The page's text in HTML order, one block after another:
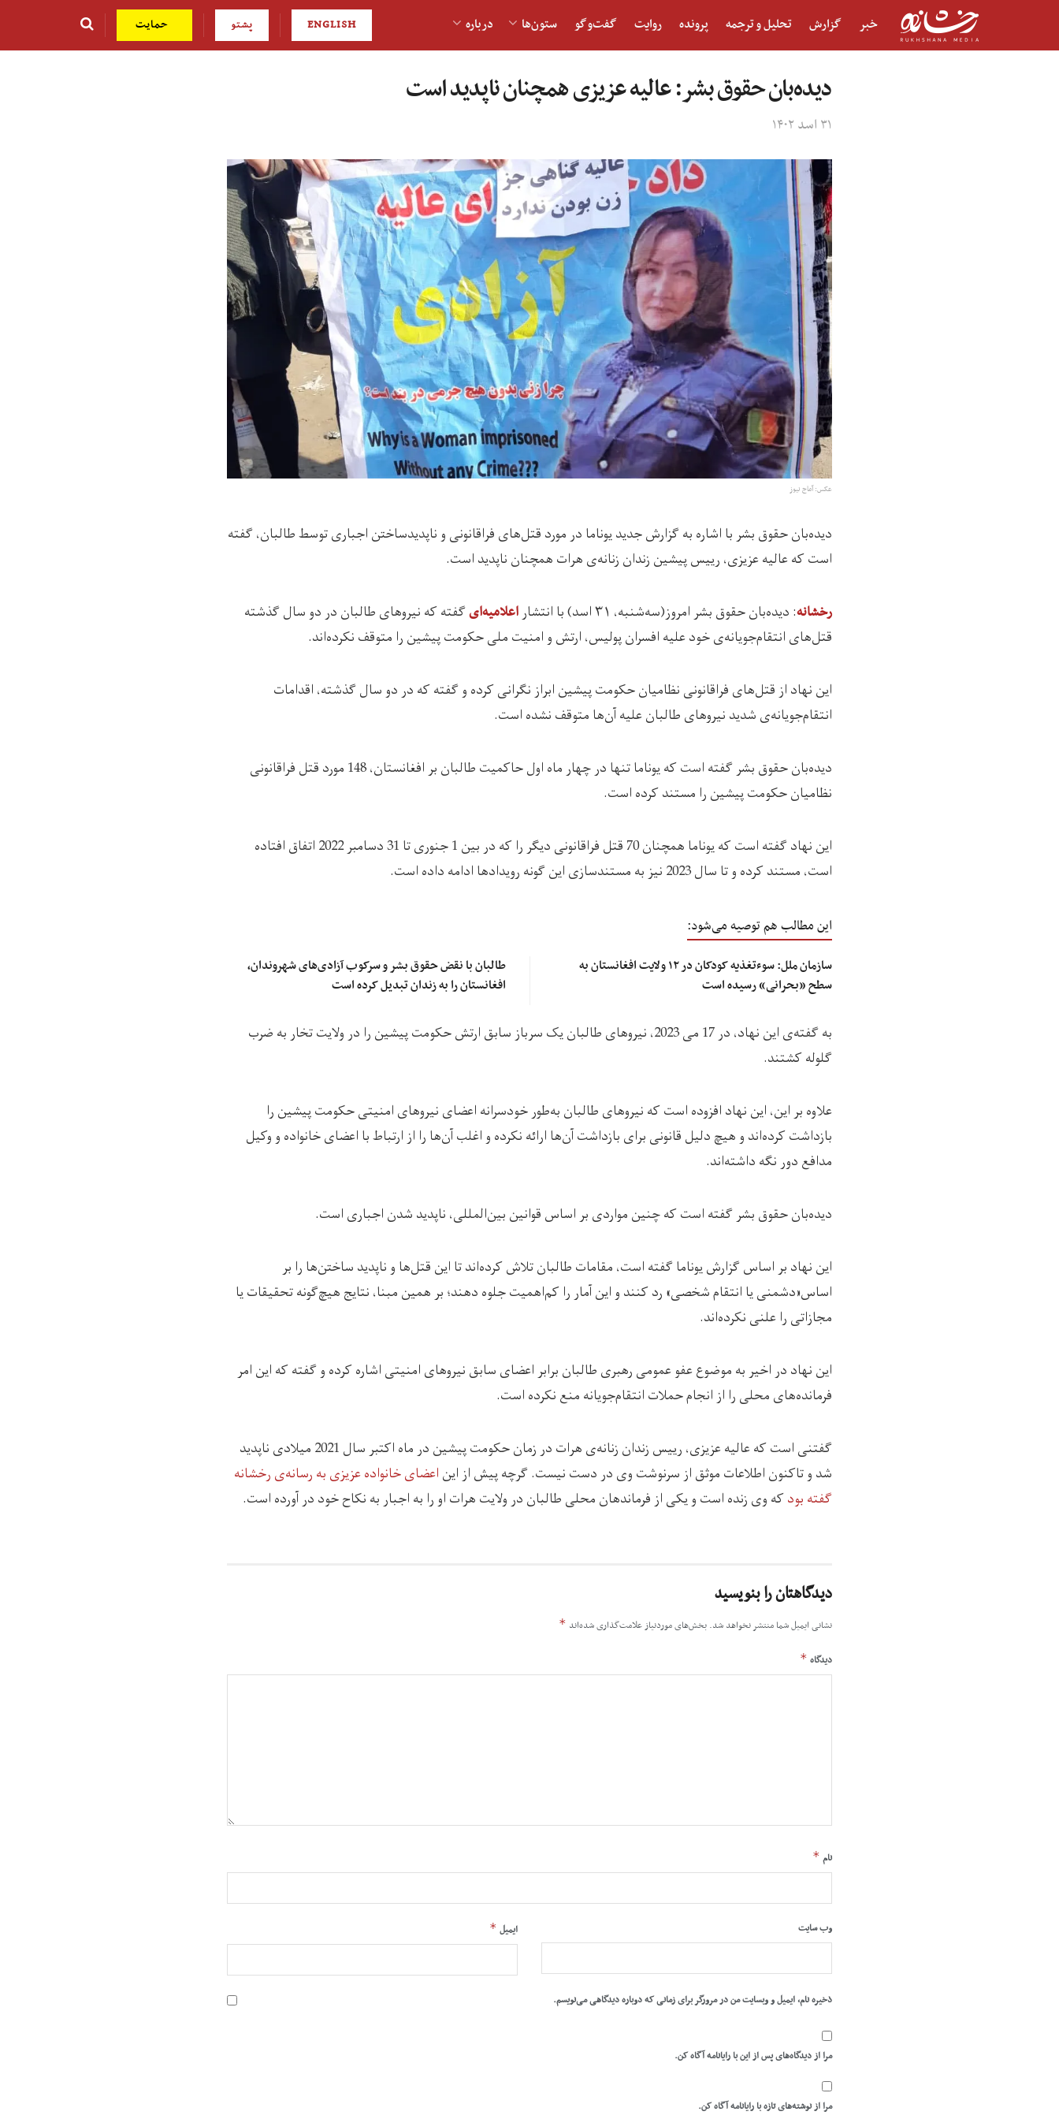
خبر گزارش تحلیل و ترجمه پرونده روایت گفت‌و‎گو ستون‌ها درباره ENGLISH پشتو حمایت
دیده‌بان حقوق بشر: عالیه عزیزی همچنان ناپدید است
۳۱ اسد ۱۴۰۲
عکس: آماج نیوز
دیده‌بان حقوق بشر با اشاره به گزارش جدید یوناما در مورد قتل‌های فراقانونی و ناپدیدساختن اجباری توسط طالبان، گفته
است که عالیه عزیزی، رییس پیشین زندان زنانه‌ی هرات همچنان ناپدید است.
رخشانه: دیده‌بان حقوق بشر امروز(سه‌شنبه، ۳۱ اسد) با انتشار اعلامیه‌ایگفته که نیروهای طالبان در دو سال گذشته
قتل‌های انتقام‌جویانه‌ی خود علیه افسران پولیس، ارتش و امنیت ملی حکومت پیشین را متوقف نکرده‌اند.
این نهاد از قتل‌های فراقانونی نظامیان حکومت پیشین ابراز نگرانی کرده و گفته که در دو سال گذشته، اقدامات
انتقام‌جویانه‌ی شدید نیروهای طالبان علیه آن‌ها متوقف نشده است.
دیده‌بان حقوق بشر گفته است که یوناما تنها در چهار ماه اول حاکمیت طالبان بر افغانستان، 148 مورد قتل فراقانونی
نظامیان حکومت پیشین را مستند کرده است.
این نهاد گفته است که یوناما همچنان 70 قتل فراقانونی دیگر را که در بین 1 جنوری تا 31 دسامبر 2022 اتفاق افتاده
است، مستند کرده و تا سال 2023 نیز به مستندسازی این گونه رویدادها ادامه داده است.
این مطالب هم توصیه می‌شود:
سازمان ملل: سوءتغذیه کودکان در ۱۲ ولایت‌ افغانستان به
سطح «بحرانی» رسیده است
طالبان با نقض حقوق بشر و سرکوب آزادی‌های شهروندان،
افغانستان را به زندان تبدیل کرده است
به گفته‌ی این نهاد، در 17 می 2023، نیروهای طالبان یک سرباز سابق ارتش حکومت پیشین را در ولایت تخار به ضرب
گلوله کشتند.
علاوه بر این، این نهاد افزوده است که نیروهای طالبان به‌طور خودسرانه اعضای نیروهای امنیتی حکومت پیشین را
بازداشت کرده‌اند و هیچ دلیل قانونی برای بازداشت آن‌ها ارائه نکرده و اغلب آن‌ها را از ارتباط با اعضای خانواده و وکیل
مدافع دور نگه‌ داشته‌اند.
دیده‌بان حقوق بشر گفته است که چنین مواردی بر اساس قوانین بین‌المللی، ناپدید شدن اجباری است.
این نهاد بر اساس گزارش یوناما گفته است، مقامات طالبان تلاش کرده‌اند تا این قتل‌ها و ناپدید ساختن‌ها را بر
اساس«دشمنی یا انتقام شخصی» رد کنند و این آمار را کم‌اهمیت جلوه دهند؛ بر همین مبنا، نتایج هیچ‌گونه تحقیقات یا
مجازاتی را علنی نکرده‌اند.
این نهاد در اخیر به موضوع عفو عمومی رهبری طالبان برابر اعضای سابق نیروهای امنیتی اشاره کرده و گفته که این امر
فرمانده‌های محلی را از انجام حملات انتقام‌جویانه منع نکرده است.
گفتنی است که عالیه عزیزی، رییس زندان زنانه‌ی هرات در زمان حکومت پیشین در ماه اکتبر سال 2021 میلادی ناپدید
شد و تاکنون اطلاعات موثق از سرنوشت وی در دست نیست. گرچه پیش از ایناعضای خانواده عزیزی به رسانه‌ی رخشانه
گفته بودکه وی زنده است و یکی از فرماندهان محلی طالبان در ولایت هرات او را به اجبار به نکاح خود در آورده است.
دیدگاهتان را بنویسید
نشانی ایمیل شما منتشر نخواهد شد. بخش‌های موردنیاز علامت‌گذاری شده‌اند *
دیدگاه *
نام *
ایمیل * وب‌ سایت
ذخیره نام، ایمیل و وبسایت من در مرورگر برای زمانی که دوباره دیدگاهی می‌نویسم.
مرا از دیدگاه‌های پس از این با رایانامه آگاه کن.
مرا از نوشته‌های تازه با رایانامه آگاه کن.